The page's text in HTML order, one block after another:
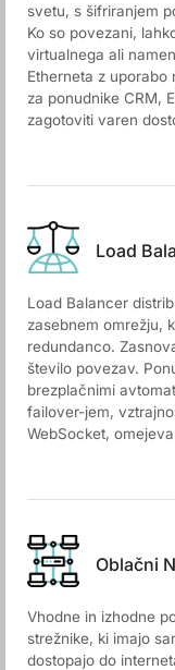
svetu, s šifriranjem
Ko so povezani,
virtualnega ali
Etherneta z uporabo
za ponudnike CRM,
zagotoviti varen
Load
Load Balancer
zasebnem omrežju,
redundanco.
število povezav.
brezplačnimi
failover-jem,
WebSocket,
Oblačni
Vhodne in izhodne
strežnike, ki imajo
dostopajo do